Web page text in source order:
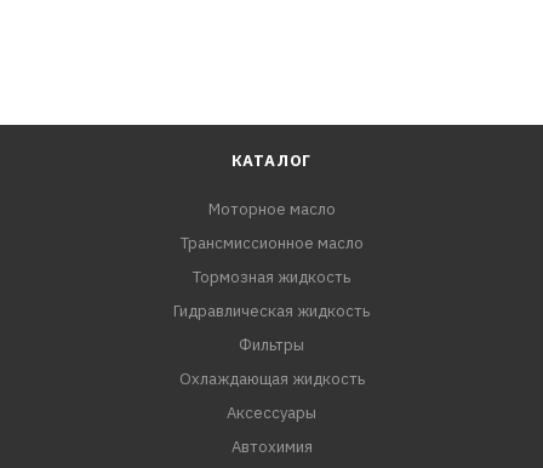
КАТАЛОГ
Моторное масло
Трансмиссионное масло
Тормозная жидкость
Гидравлическая жидкость
Фильтры
Охлаждающая жидкость
Аксессуары
Автохимия